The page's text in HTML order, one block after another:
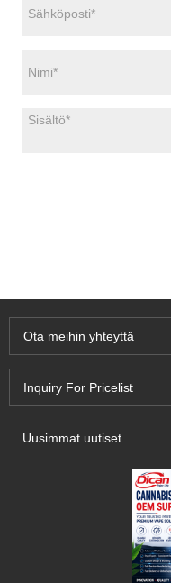
Ota meihin yhteyttä
Inquiry For Pricelist
Uusimmat uutiset